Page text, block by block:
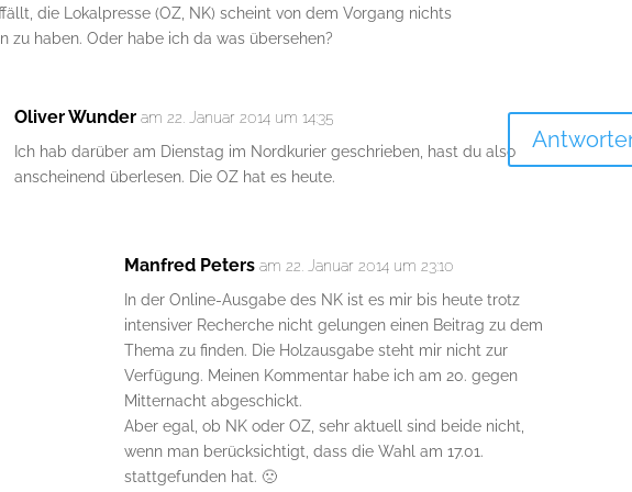
die Lokalpresse (OZ, NK) scheint von dem Vorgang nichts
zu haben. Oder habe ich da was übersehen?
Oliver Wunder am 22. Januar 2014 um 14:35
Ich hab darüber am Dienstag im Nordkurier geschrieben, hast du also
anscheinend überlesen. Die OZ hat es heute.
Manfred Peters am 22. Januar 2014 um 23:10
In der Online-Ausgabe des NK ist es mir bis heute trotz
intensiver Recherche nicht gelungen einen Beitrag zu dem
Thema zu finden. Die Holzausgabe steht mir nicht zur
Verfügung. Meinen Kommentar habe ich am 20. gegen
Mitternacht abgeschickt.
Aber egal, ob NK oder OZ, sehr aktuell sind beide nicht,
wenn man berücksichtigt, dass die Wahl am 17.01.
stattgefunden hat. 🙁